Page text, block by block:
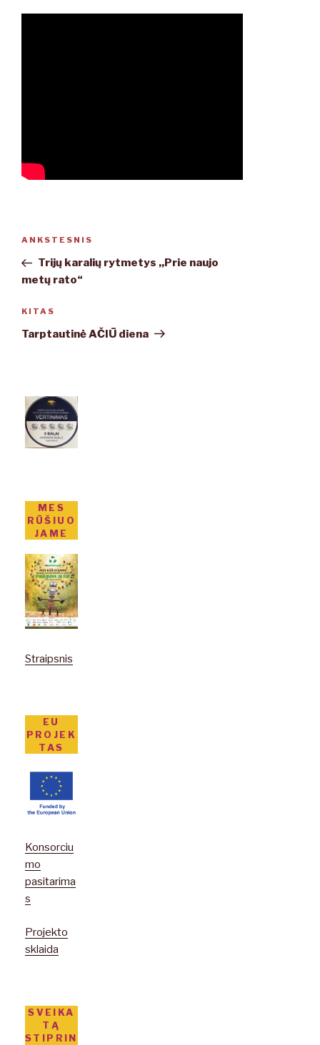
Navigacija
įrašų
Ankstesnis
įrašas
ANKSTESNIS
Trijų karalių rytmetys ,,Prie naujo
metų rato“
Kitas
įrašas
KITAS
Tarptautinė AČIŪ diena
MES
RŪŠIUO
JAME
Straipsnis
EU
PROJEK
TAS
Konsorciu
mo
pasitarima
s
Projekto
sklaida
SVEIKA
TĄ
STIPRIN